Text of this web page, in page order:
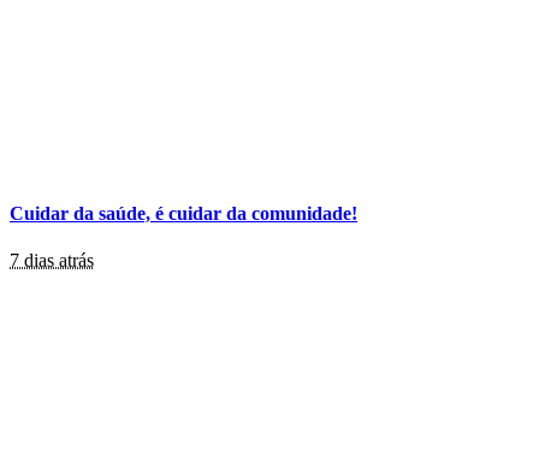
Cuidar da saúde, é cuidar da comunidade!
7 dias atrás